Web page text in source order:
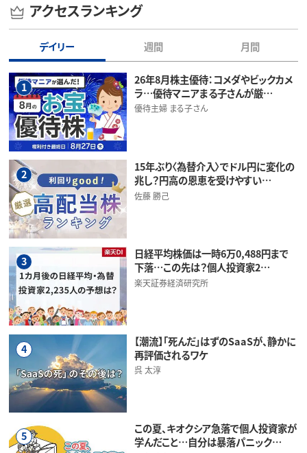
アクセスランキング
デイリー 週間 月間
1
26年8月株主優待：コメダやビックカメ
ラ…優待マニアまる子さんが厳…
優待主婦 まる子さん
2
15年ぶり〈為替介入〉でドル円に変化の
兆し？円高の恩恵を受けやすい…
佐藤 勝己
3
日経平均株価は一時6万0,488円まで
下落…この先は？個人投資家2…
楽天証券経済研究所
4
【潮流】「死んだ」はずのSaaSが、静かに
再評価されるワケ
呉 太淳
5
この夏、キオクシア急落で個人投資家が
学んだこと…自分は暴落パニック…